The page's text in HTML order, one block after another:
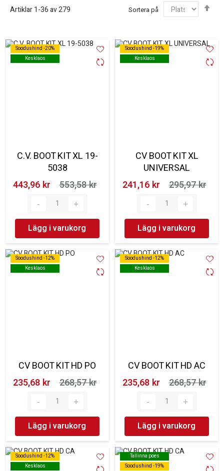
Artiklar1-36av279 Sortera på
Soodushind -20%
Kesklaos
Soodushind -20%
Kesklaos
C.V. BOOT KIT XL 19-
5038
443,96 kr‎
553,58 kr‎
Lägg i varukorg
Soodushind -19%
Kesklaos
Soodushind -19%
Kesklaos
CV BOOT KIT XL
UNIVERSAL
241,16 kr‎
295,97 kr‎
Lägg i varukorg
Soodushind -12%
Kesklaos
Soodushind -12%
Kesklaos
CV BOOT KIT HD PO
235,68 kr‎
268,57 kr‎
Lägg i varukorg
Soodushind -12%
Kesklaos
Soodushind -12%
Kesklaos
CV BOOT KIT HD AC
235,68 kr‎
268,57 kr‎
Lägg i varukorg
Soodushind -12%
Kesklaos
Soodushind -12%
Kesklaos
Tallinna poes
Soodushind -19%
Tallinna poes
Soodushind -19%